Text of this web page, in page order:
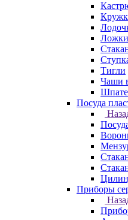
Тигли
Чаши
Посуда
Приборы